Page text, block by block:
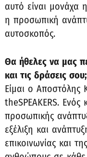
αυτό είναι
η προσωπική
αυτοσκοπός.
Θα ήθελες να μας
και τις δράσεις σου;
Είμαι ο Αποστόλης
theSPEAKERS.
προσωπικής
εξέλιξη και
επικοινωνίας και